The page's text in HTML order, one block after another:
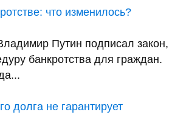
что изменилось?
Путин подписал закон,
банкротства для граждан.
долга не гарантирует